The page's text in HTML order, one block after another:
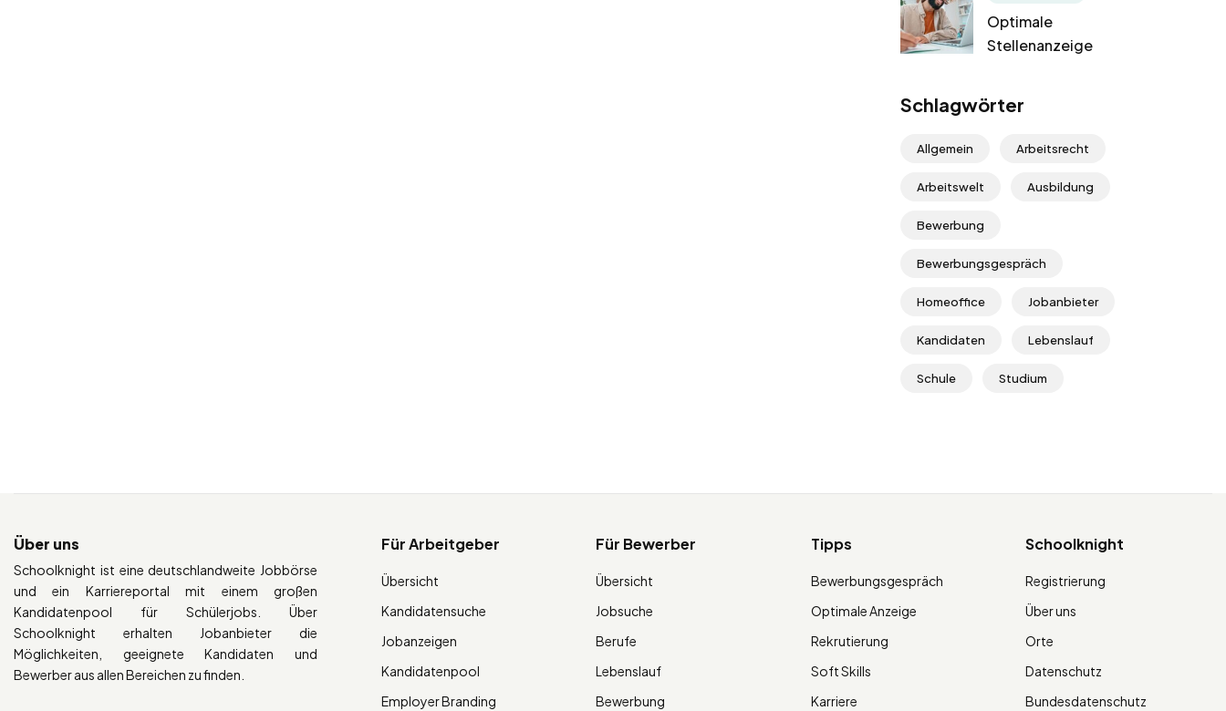
Optimale
Stellenanzeige
Schlagwörter
Allgemein Arbeitsrecht
Arbeitswelt Ausbildung
Bewerbung
Bewerbungsgespräch
Homeoffice Jobanbieter
Kandidaten Lebenslauf
Schule Studium
Über uns
Schoolknight ist eine deutschlandweite Jobbörse
und ein Karriereportal mit einem großen
Kandidatenpool für Schülerjobs. Über
Schoolknight erhalten Jobanbieter die
Möglichkeiten, geeignete Kandidaten und
Bewerber aus allen Bereichen zu finden.
Für Arbeitgeber
Übersicht
Kandidatensuche
Jobanzeigen
Kandidatenpool
Employer Branding
Für Bewerber
Übersicht
Jobsuche
Berufe
Lebenslauf
Bewerbung
Tipps
Bewerbungsgespräch
Optimale Anzeige
Rekrutierung
Soft Skills
Karriere
Schoolknight
Registrierung
Über uns
Orte
Datenschutz
Bundesdatenschutz